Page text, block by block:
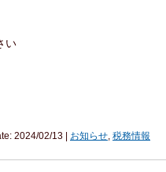
い
2024/02/13 お知らせ, 税務情報